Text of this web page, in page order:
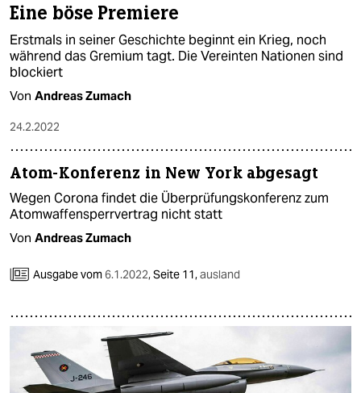
Eine böse Premiere
Erstmals in seiner Geschichte beginnt ein Krieg, noch
während das Gremium tagt. Die Vereinten Nationen sind
blockiert
Von Andreas Zumach
24.2.2022
Atom-Konferenz in New York abgesagt
Wegen Corona findet die Überprüfungskonferenz zum
Atomwaffensperrvertrag nicht statt
Von Andreas Zumach
Ausgabe vom6.1.2022,Seite 11,ausland